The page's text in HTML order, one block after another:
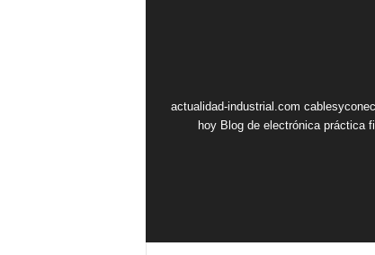
actualidad-industrial.com
hoy Blog de electrónica práctica